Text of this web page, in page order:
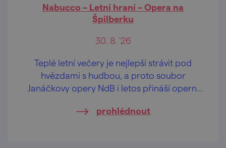
Nabucco – Letní hraní – Opera na
Špilberku
30. 8. '26
Teplé letní večery je nejlepší strávit pod
hvězdami s hudbou, a proto soubor
Janáčkovy opery NdB i letos přináší operní
hradu Špilberk.
prohlédnout